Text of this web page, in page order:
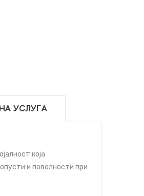
УСЛУГА
која
и поволности при